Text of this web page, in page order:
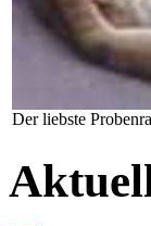
Der liebste